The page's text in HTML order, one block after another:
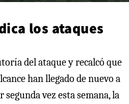
los ataques
del ataque y recalcó que
han llegado de nuevo a
segunda vez esta semana, la